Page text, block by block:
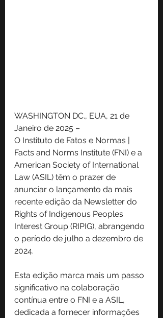
WASHINGTON DC., EUA, 21 de
Janeiro de 2025 –
O Instituto de Fatos e Normas |
Facts and Norms Institute (FNI) e a
American Society of International
Law (ASIL) têm o prazer de
anunciar o lançamento da mais
recente edição da Newsletter do
Rights of Indigenous Peoples
Interest Group (RIPIG), abrangendo
o período de julho a dezembro de
2024.
Esta edição marca mais um passo
significativo na colaboração
contínua entre o FNI e a ASIL,
dedicada a fornecer informações